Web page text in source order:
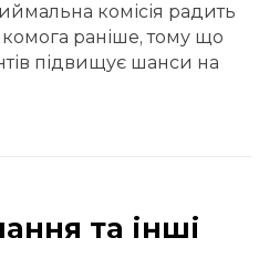
комісія радить
раніше, тому що
підвищує шанси на
та інші